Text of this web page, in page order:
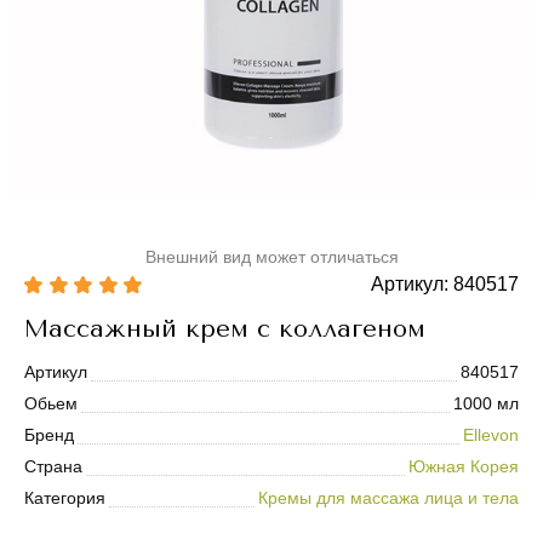
Внешний вид может отличаться
Артикул: 840517
Массажный крем с коллагеном
Артикул
840517
Обьем
1000 мл
Бренд
Ellevon
Страна
Южная Корея
Категория
Кремы для массажа лица и тела